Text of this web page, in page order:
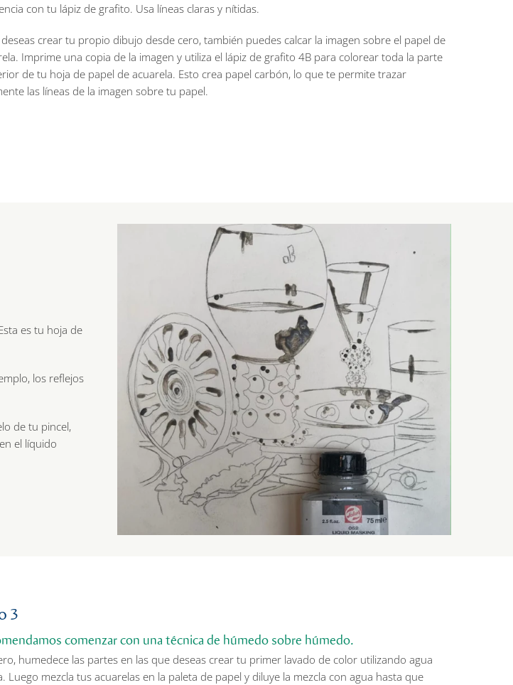
con tu lápiz de grafito. Usa líneas claras y nítidas.
deseas crear tu propio dibujo desde cero, también puedes calcar la imagen sobre el papel de
Imprime una copia de la imagen y utiliza el lápiz de grafito 4B para colorear toda la parte
de tu hoja de papel de acuarela. Esto crea papel carbón, lo que te permite trazar
las líneas de la imagen sobre tu papel.
es tu hoja de
los reflejos
de tu pincel,
el líquido
3
comenzar con una técnica de húmedo sobre húmedo.
humedece las partes en las que deseas crear tu primer lavado de color utilizando agua
Luego mezcla tus acuarelas en la paleta de papel y diluye la mezcla con agua hasta que